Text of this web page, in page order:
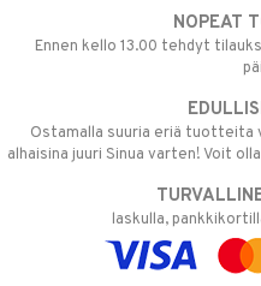
NOPEAT
Ennen kello 13.00 tehdyt
Ostamalla suuria eriä tuotteita
alhaisina juuri Sinua varten! Voit
laskulla,